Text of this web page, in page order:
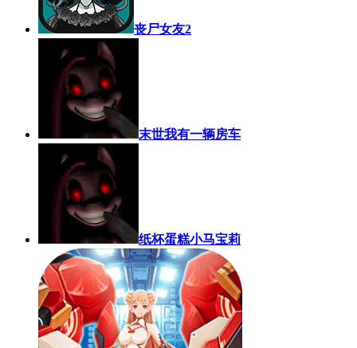
丧尸女友2
末世我有一辆房车
纸杯蛋糕小马宝莉